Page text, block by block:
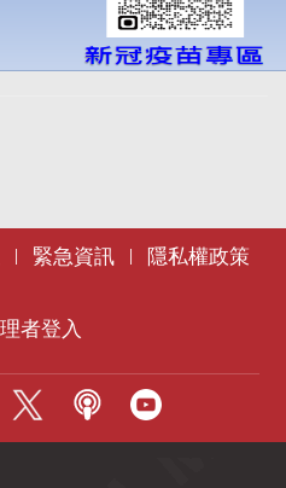
| 緊急資訊 | 隱私權政策
者登入
Podcast